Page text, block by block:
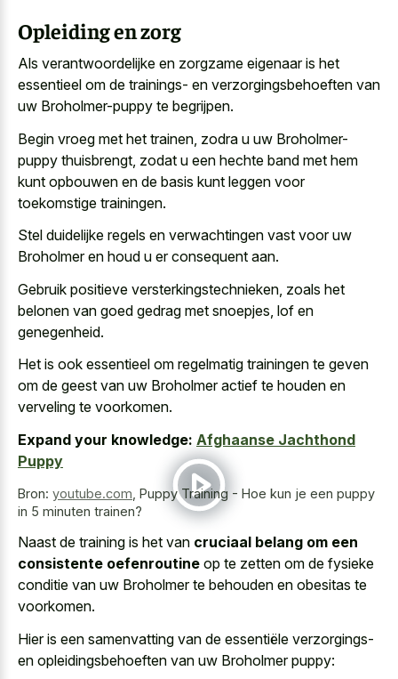
Opleiding en zorg
Als verantwoordelijke en zorgzame eigenaar is het
essentieel om de trainings- en verzorgingsbehoeften van
uw Broholmer-puppy te begrijpen.
Begin vroeg met het trainen, zodra u uw Broholmer-
puppy thuisbrengt, zodat u een hechte band met hem
kunt opbouwen en de basis kunt leggen voor
toekomstige trainingen.
Stel duidelijke regels en verwachtingen vast voor uw
Broholmer en houd u er consequent aan.
Gebruik positieve versterkingstechnieken, zoals het
belonen van goed gedrag met snoepjes, lof en
genegenheid.
Het is ook essentieel om regelmatig trainingen te geven
om de geest van uw Broholmer actief te houden en
verveling te voorkomen.
Expand your knowledge: Afghaanse Jachthond
Puppy
Bron: youtube.com Puppy Training - Hoe kun je een puppy
in 5 minuten trainen?
Naast de training is het van cruciaal belang om een
consistente oefenroutine op te zetten om de fysieke
conditie van uw Broholmer te behouden en obesitas te
voorkomen.
Hier is een samenvatting van de essentiële verzorgings-
en opleidingsbehoeften van uw Broholmer puppy: